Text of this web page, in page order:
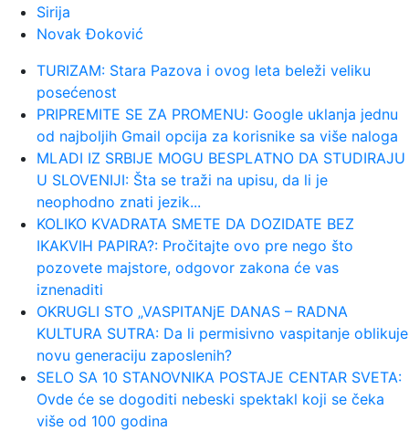
00:17:Velika akcija tokom noći i ranog jutra
u Beogradu: Ekipe izlaze ...
00:02:Na današnji dan, 9. avgust
23:54:TEŽAK UDARAC ZA HETAFE PRED
EVROPU: Važan igrač završio sezon...
23:46:Bivši igrač Barselone ide u Los
Anđeles
23:45:Izgubili ste pasoš usred odmora?
Ne paničite: Ovo su koraci koj...
23:40: Svetske DJ zvezde stižu u Sarajevo
na prvi Circus Maximus: Fedde...
Sirija
Novak Đoković
TURIZAM: Stara Pazova i ovog leta beleži veliku
posećenost
PRIPREMITE SE ZA PROMENU: Google uklanja jednu
od najboljih Gmail opcija za korisnike sa više naloga
MLADI IZ SRBIJE MOGU BESPLATNO DA STUDIRAJU
U SLOVENIJI: Šta se traži na upisu, da li je
neophodno znati jezik...
KOLIKO KVADRATA SMETE DA DOZIDATE BEZ
IKAKVIH PAPIRA?: Pročitajte ovo pre nego što
pozovete majstore, odgovor zakona će vas
iznenaditi
OKRUGLI STO „VASPITANjE DANAS – RADNA
KULTURA SUTRA: Da li permisivno vaspitanje oblikuje
novu generaciju zaposlenih?
SELO SA 10 STANOVNIKA POSTAJE CENTAR SVETA:
Ovde će se dogoditi nebeski spektakl koji se čeka
više od 100 godina